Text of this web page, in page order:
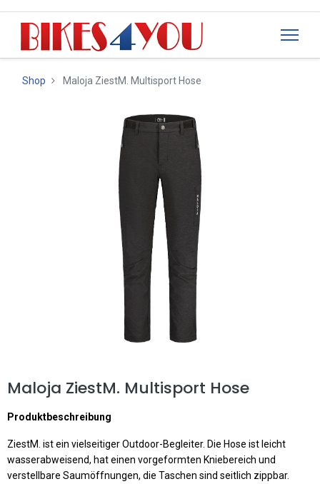
Shop Maloja ZiestM. Multisport Hose
Maloja ZiestM. Multisport Hose
Produktbeschreibung
ZiestM. ist ein vielseitiger Outdoor-Begleiter. Die Hose ist leicht
wasserabweisend, hat einen vorgeformten Kniebereich und
verstellbare Saumöffnungen, die Taschen sind seitlich zippbar.